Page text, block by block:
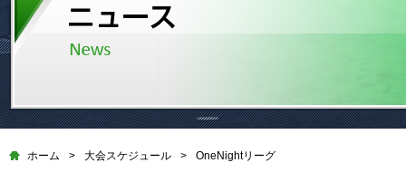
ホーム > 大会スケジュール > OneNightリーグ